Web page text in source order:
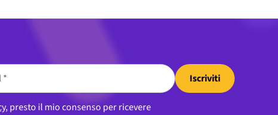
Iscriviti
, presto il mio consenso per ricevere